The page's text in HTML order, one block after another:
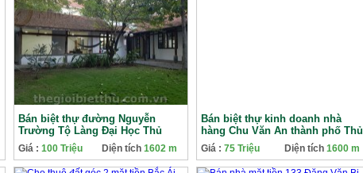
Bán biệt thự đường Nguyễn
Trường Tộ Làng Đại Học Thủ
Đức
Giá : 100 Triệu Diện tích 1602 m
Bán biệt thự kinh doanh nhà
hàng Chu Văn An thành phố Thủ
Đức
Giá : 75 Triệu Diện tích 1600 m